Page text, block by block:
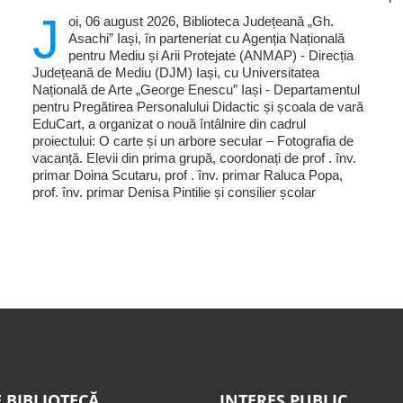
J
oi, 06 august 2026, Biblioteca Județeană „Gh.
Asachi” Iași, în parteneriat cu Agenția Națională
pentru Mediu și Arii Protejate (ANMAP) - Direcția
Județeană de Mediu (DJM) Iași, cu Universitatea
Națională de Arte „George Enescu” Iași - Departamentul
pentru Pregătirea Personalului Didactic și școala de vară
EduCart, a organizat o nouă întâlnire din cadrul
proiectului: O carte și un arbore secular – Fotografia de
vacanță. Elevii din prima grupă, coordonați de prof . înv.
primar Doina Scutaru, prof . înv. primar Raluca Popa,
prof. înv. primar Denisa Pintilie și consilier școlar